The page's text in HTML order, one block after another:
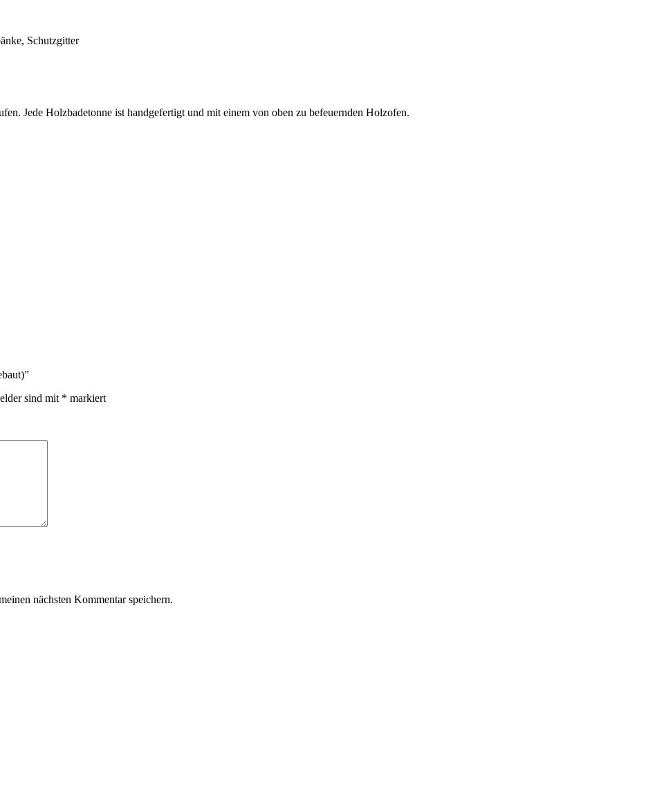
Schutzgitter
Jede Holzbadetonne ist handgefertigt und mit einem von oben zu befeuernden Holzofen.
sind mit * markiert
nächsten Kommentar speichern.